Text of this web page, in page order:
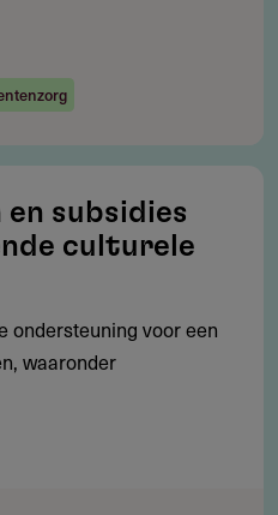
comfortverbetering,
kosten van rechtspersonen
subsidies
culturele
ondersteuning voor een
waaronder